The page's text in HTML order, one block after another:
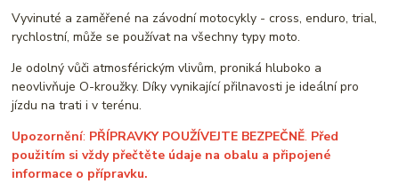
Vyvinuté a zaměřené na závodní motocykly - cross, enduro, trial,
rychlostní, může se používat na všechny typy moto.
Je odolný vůči atmosférickým vlivům, proniká hluboko a
neovlivňuje O-kroužky. Díky vynikající přilnavosti je ideální pro
jízdu na trati i v terénu.
Upozornění: PŘÍPRAVKY POUŽÍVEJTE BEZPEČNĚ. Před
použitím si vždy přečtěte údaje na obalu a připojené
informace o přípravku.